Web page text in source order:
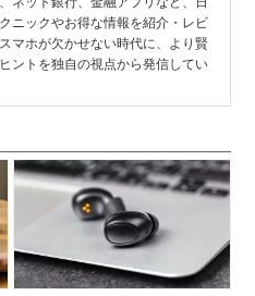
ニックやお得な情報を紹介・レビ
マホが欠かせない時代に、より賢
ントを独自の視点から発信してい